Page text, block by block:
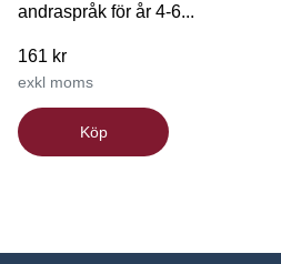
andraspråk för år 4-6...
161 kr
exkl moms
Köp